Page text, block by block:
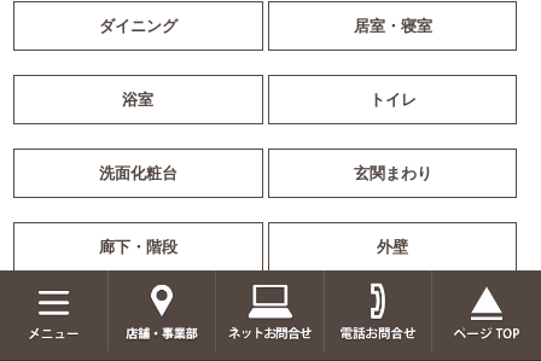
ダイニング 居室・寝室
浴室 トイレ
洗面化粧台 玄関まわり
廊下・階段 外壁
ベランダ・バルコニー